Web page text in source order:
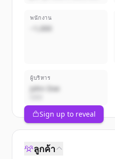
พนักงาน
~1,000
ผู้บริหาร
John Doe
Sign up to reveal
ลูกค้า